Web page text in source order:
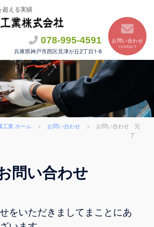
超える実績
078-995-4591
兵庫県神戸市西区見津が丘2丁目1-8
お問い合わせ
CONTACT
工業 ホーム > お問い合わせ >
お問い合わせ 完
了
問い合わせ
をいただきましてまことにあ